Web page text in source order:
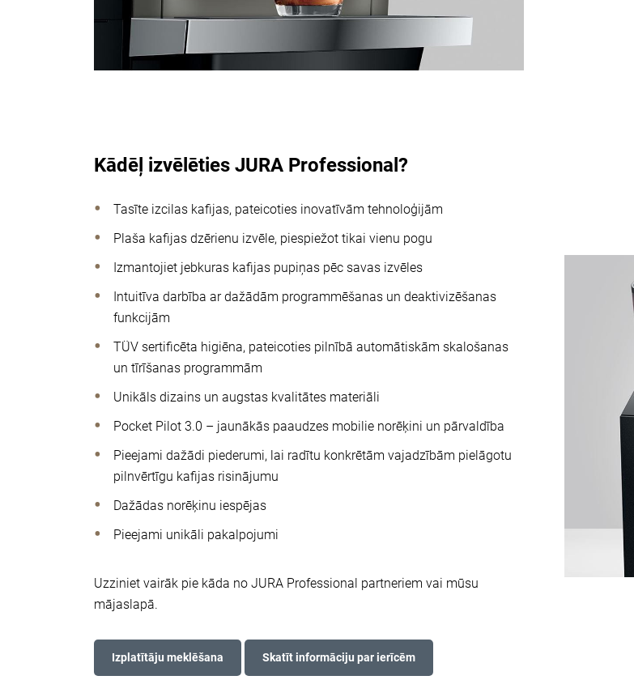
Kādēļ izvēlēties JURA Professional?
Tasīte izcilas kafijas, pateicoties inovatīvām tehnoloģijām
Plaša kafijas dzērienu izvēle, piespiežot tikai vienu pogu
Izmantojiet jebkuras kafijas pupiņas pēc savas izvēles
Intuitīva darbība ar dažādām programmēšanas un deaktivizēšanas
funkcijām
TÜV sertificēta higiēna, pateicoties pilnībā automātiskām skalošanas
un tīrīšanas programmām
Unikāls dizains un augstas kvalitātes materiāli
Pocket Pilot 3.0 – jaunākās paaudzes mobilie norēķini un pārvaldība
Pieejami dažādi piederumi, lai radītu konkrētām vajadzībām pielāgotu
pilnvērtīgu kafijas risinājumu
Dažādas norēķinu iespējas
Pieejami unikāli pakalpojumi
Uzziniet vairāk pie kāda no JURA Professional partneriem vai mūsu
mājaslapā.
Izplatītāju meklēšana Skatīt informāciju par ierīcēm